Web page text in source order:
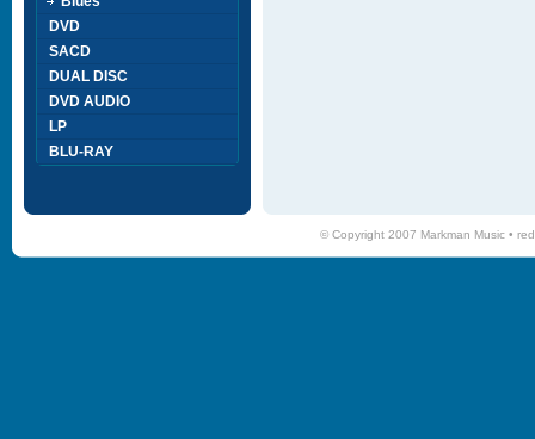
DVD
SACD
DUAL DISC
DVD AUDIO
LP
BLU-RAY
© Copyright 2007 Markman Music •